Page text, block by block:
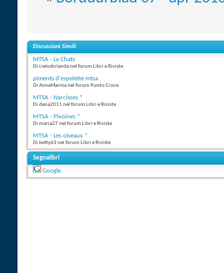
Discussioni Simili
MTSA - Le Chats
Di cielodirlanda nel forum Libri e Riviste
piments d'espelette mtsa
Di AnnaMarina nel forum Punto Croce
MTSA - Narcisses *
Di dana2011 nel forum Libri e Riviste
MTSA - Pivoines *
Di maria27 nel forum Libri e Riviste
MTSA - Les oiseaux *
Di betty63 nel forum Libri e Riviste
Segnalibri
Google